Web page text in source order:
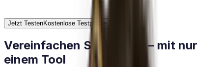
Jetzt TestenKostenlose Testphase
Vereinfachen Sie Ihre HR – mit nur
einem Tool